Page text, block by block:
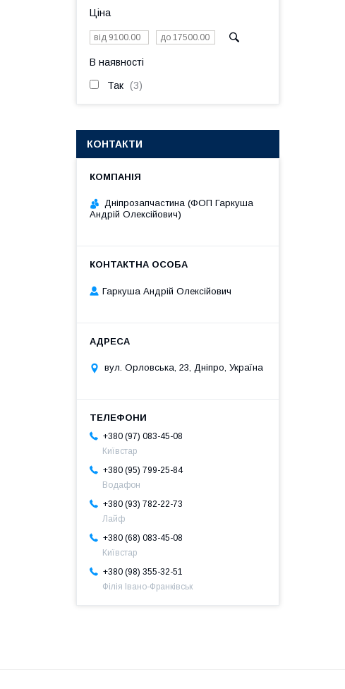
Ціна
В наявності
Так 3
КОНТАКТИ
Дніпрозапчастина (ФОП Гаркуша
Андрій Олексійович)
Гаркуша Андрій Олексійович
вул. Орловська, 23, Дніпро, Україна
+380 (97) 083-45-08
Київстар
+380 (95) 799-25-84
Водафон
+380 (93) 782-22-73
Лайф
+380 (68) 083-45-08
Київстар
+380 (98) 355-32-51
Філія Івано-Франківськ